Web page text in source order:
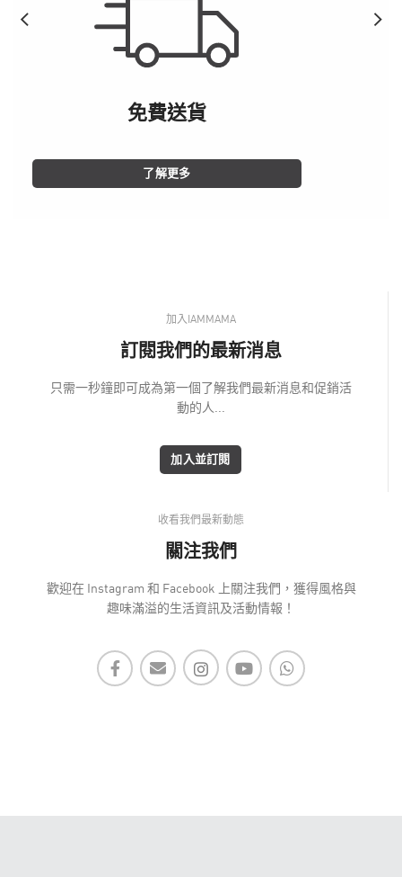
免費送貨
了解更多
加入IAMMAMA
訂閱我們的最新消息
只需一秒鐘即可成為第一個了解我們最新消息和促銷活
動的人...
加入並訂閱
收看我們最新動態
關注我們
歡迎在 Instagram 和 Facebook 上關注我們，獲得風格與
趣味滿溢的生活資訊及活動情報！